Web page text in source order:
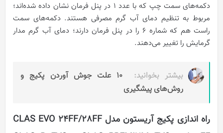
دکمه‌های سمت چپ که با عدد 1 در پنل فرمان نشان داده شده‌اند؛
مربوط به تنظیم دمای آب گرم مصرفی هستند. دکمه‌های سمت
راست هم که شماره 6 را در پنل فرمان دارند؛ دمای آب گرم مدار
گرمایش را تغییر می‌دهند.
بیشتر بخوانید:
10 علت جوش آوردن پکیج و
روش‌های پیشگیری
راه اندازی پکیج آریستون مدل‌ CLAS EVO 24FF/28FF